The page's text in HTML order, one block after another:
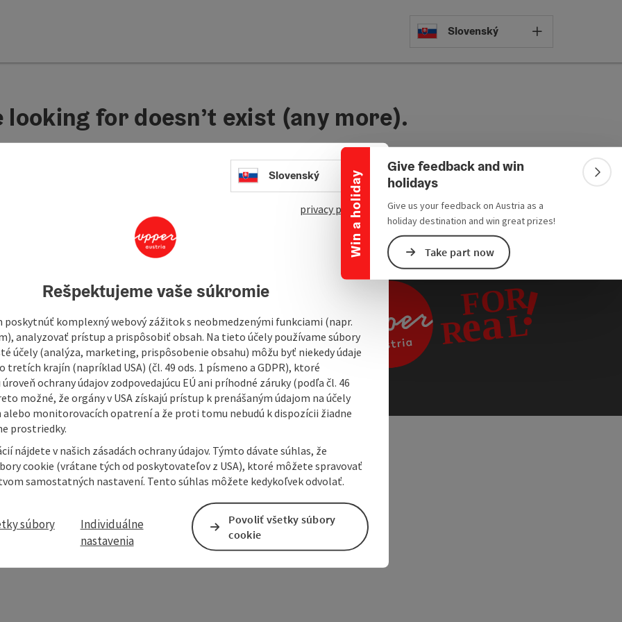
Win a holiday
Collapse banner
Give feedback and win
holidays
Give us your feedback on Austria as a
holiday destination and win great prizes!
Take part now
Select
Slovenský
looking for doesn’t exist (any more).
Vyhlásenie o prístupnosti
Select language - Open menu
Slovenský
privacy policy
Rešpektujeme vaše súkromie
poskytnúť komplexný webový zážitok s neobmedzenými funkciami (napr.
analyzovať prístup a prispôsobiť obsah. Na tieto účely používame súbory
účely (analýza, marketing, prispôsobenie obsahu) môžu byť niekedy údaje
tretích krajín (napríklad USA) (čl. 49 ods. 1 písmeno a GDPR), ktoré
ochrany údajov zodpovedajúcu EÚ ani príhodné záruky (podľa čl. 46
možné, že orgány v USA získajú prístup k prenášaným údajom na účely
monitorovacích opatrení a že proti tomu nebudú k dispozícii žiadne
prostriedky.
nájdete v našich zásadách ochrany údajov. Týmto dávate súhlas, že
cookie (vrátane tých od poskytovateľov z USA), ktoré môžete spravovať
samostatných nastavení. Tento súhlas môžete kedykoľvek odvolať.
súbory
Individuálne
nastavenia
Povoliť všetky súbory
cookie